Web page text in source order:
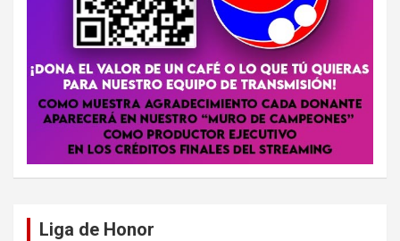
Liga de Honor